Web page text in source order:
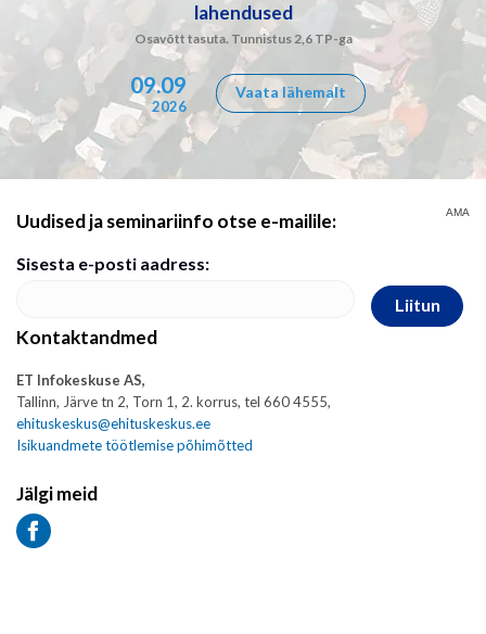
lahendused
Osavõtt tasuta. Tunnistus 2,6 TP-ga
09.09
2026
Vaata lähemalt
Uudised ja seminariinfo otse e-mailile:
Sisesta e-posti aadress:
Liitun
Kontaktandmed
ET Infokeskuse AS,
Tallinn, Järve tn 2, Torn 1, 2. korrus, tel 660 4555,
ehituskeskus@ehituskeskus.ee
Isikuandmete töötlemise põhimõtted
Jälgi meid
AMA